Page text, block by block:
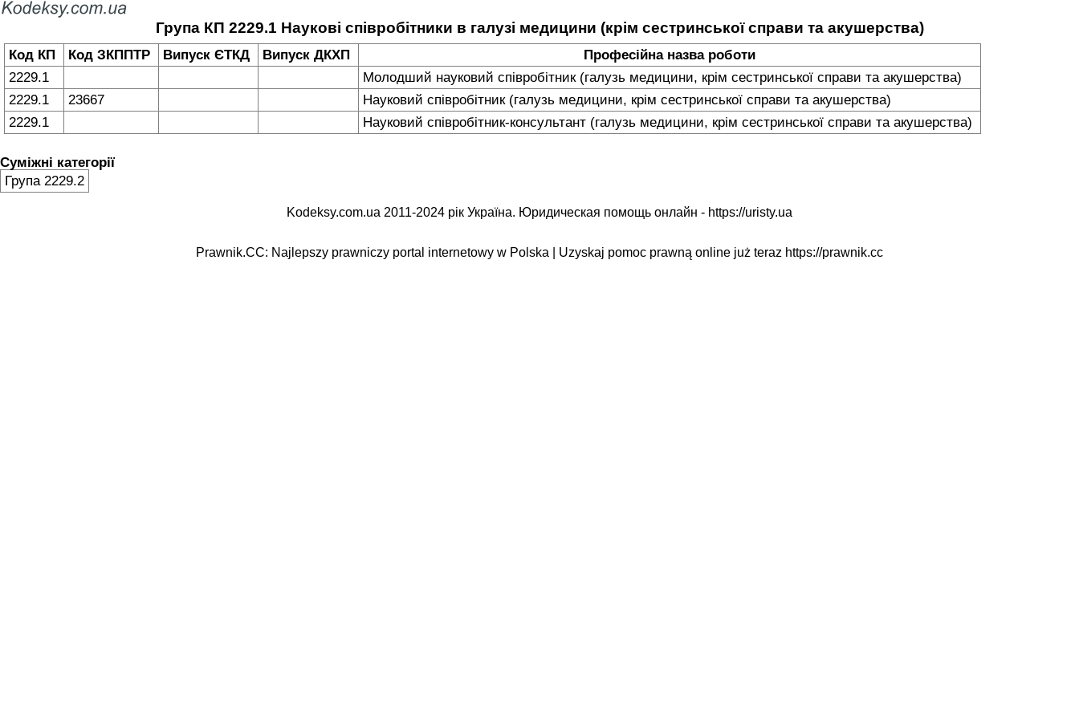
Група КП 2229.1 Наукові співробітники в галузі медицини (крім сестринської справи та акушерства)
Код КП Код ЗКППТР Випуск ЄТКД Випуск ДКХП
Професійна назва роботи
2229.1
Молодший науковий співробітник (галузь медицини, крім сестринської справи та акушерства)
2229.1
23667
Науковий співробітник (галузь медицини, крім сестринської справи та акушерства)
2229.1
Науковий співробітник-консультант (галузь медицини, крім сестринської справи та акушерства)
Суміжні категорії
Група 2229.2
Kodeksy.com.ua 2011-2024 рік Україна. Юридическая помощь онлайн - https://uristy.ua
Prawnik.CC: Najlepszy prawniczy portal internetowy w Polska | Uzyskaj pomoc prawną online już teraz https://prawnik.cc